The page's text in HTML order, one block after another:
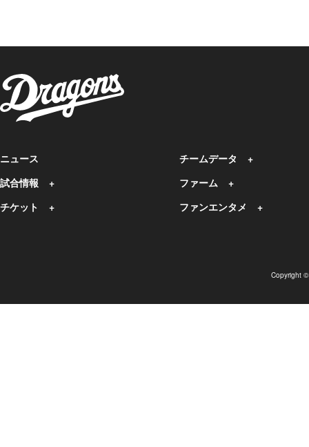
ニュース
試合情報
チケット
チームデータ
ファーム
ファンエンタメ
Copyright